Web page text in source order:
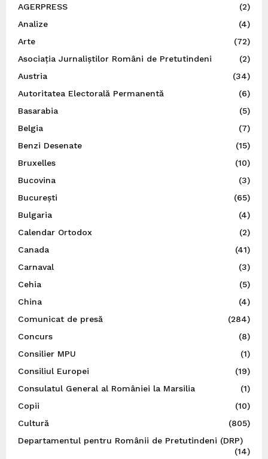
AGERPRESS
(2)
Analize
(4)
Arte
(72)
Asociația Jurnaliștilor Români de Pretutindeni
(2)
Austria
(34)
Autoritatea Electorală Permanentă
(6)
Basarabia
(5)
Belgia
(7)
Benzi Desenate
(15)
Bruxelles
(10)
Bucovina
(3)
București
(65)
Bulgaria
(4)
Calendar Ortodox
(2)
Canada
(41)
Carnaval
(3)
Cehia
(5)
China
(4)
Comunicat de presă
(284)
Concurs
(8)
Consilier MPU
(1)
Consiliul Europei
(19)
Consulatul General al României la Marsilia
(1)
Copii
(10)
Cultură
(805)
Departamentul pentru Românii de Pretutindeni (DRP)
(14)